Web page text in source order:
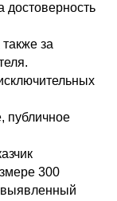
достоверность
за
публичное
300
выявленный